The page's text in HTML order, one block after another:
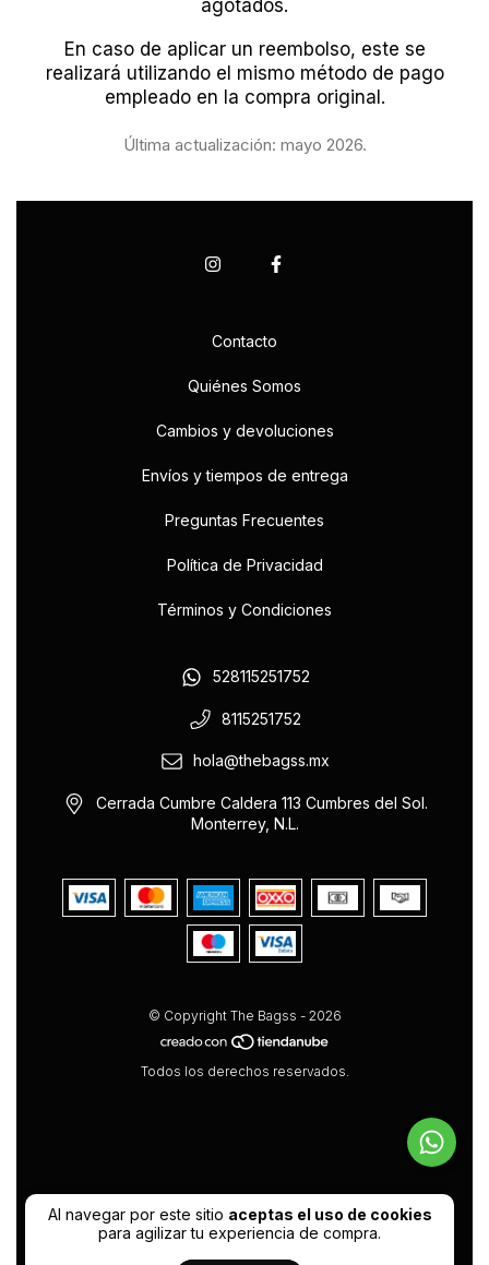
Al navegar por este sitio aceptas el uso de cookies
para agilizar tu experiencia de compra.
agotados.
En caso de aplicar un reembolso, este se
realizará utilizando el mismo método de pago
empleado en la compra original.
Última actualización: mayo 2026.
Contacto
Quiénes Somos
Cambios y devoluciones
Envíos y tiempos de entrega
Preguntas Frecuentes
Política de Privacidad
Términos y Condiciones
528115251752
8115251752
hola@thebagss.mx
Cerrada Cumbre Caldera 113 Cumbres del Sol.
Monterrey, N.L.
© Copyright The Bagss - 2026
Todos los derechos reservados.